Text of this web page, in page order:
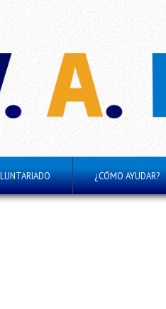
¿CÓMO AYUDAR?